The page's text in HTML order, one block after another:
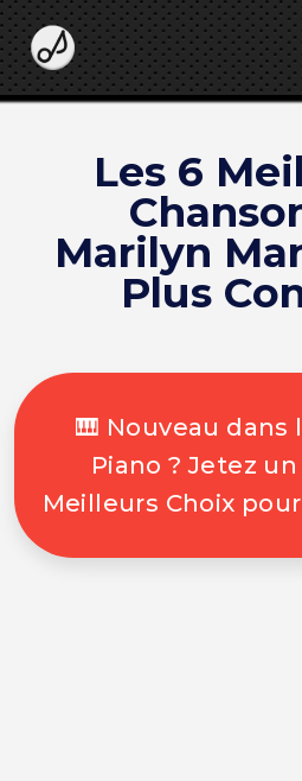
Les 6
Marilyn
Plus
🎹 Nouveau dans
Piano ? Jetez
Meilleurs Choix